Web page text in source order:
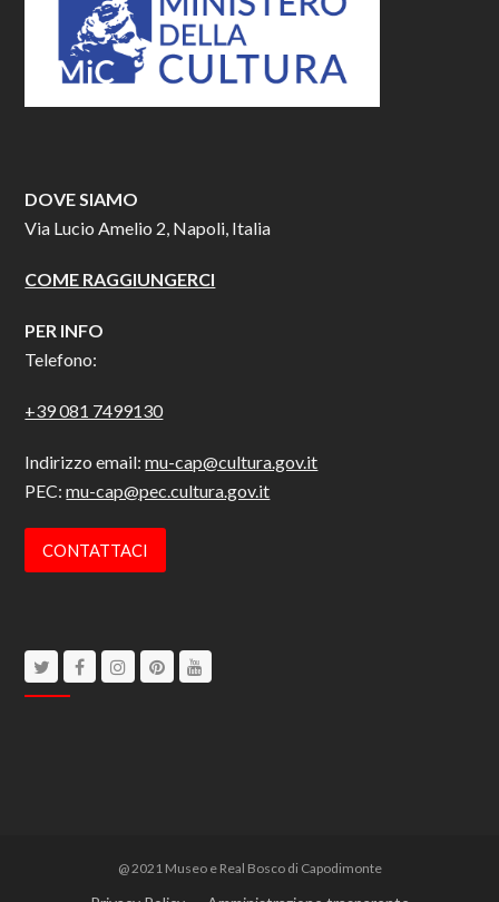
DOVE SIAMO
Via Lucio Amelio 2, Napoli, Italia
COME RAGGIUNGERCI
PER INFO
Telefono:
+39 081 7499130
Indirizzo email:mu-cap@cultura.gov.it
PEC:mu-cap@pec.cultura.gov.it
CONTATTACI
TwitterFacebookInstagram
Pinterest
@ 2021 Museo e Real Bosco di Capodimonte